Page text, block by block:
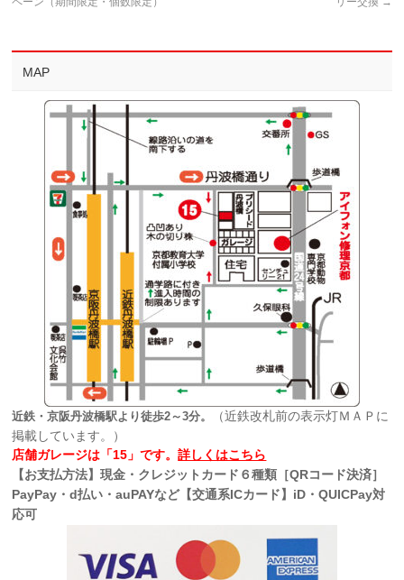
MAP
近鉄・京阪丹波橋駅より徒歩2～3分。
（近鉄改札前の表示灯ＭＡＰに
掲載しています。）
店舗ガレージは「15」です。詳しくはこちら
【お支払方法】現金・クレジットカード６種類［QRコード決済］
PayPay・d払い・auPAYなど【交通系ICカード】iD・QUICPay対
応可